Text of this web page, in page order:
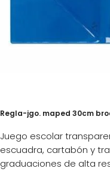
Regla-jgo. maped 30cm
Juego escolar
escuadra, cartabón y
graduaciones de alta